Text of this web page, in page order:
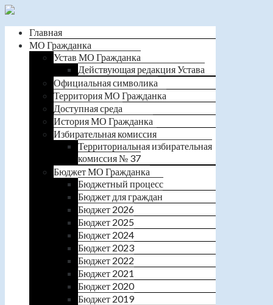
Главная
МО Гражданка
Устав МО Гражданка
Действующая редакция Устава
Официальная символика
Территория МО Гражданка
Доступная среда
История МО Гражданка
Избирательная комиссия
Территориальная избирательная
комиссия № 37
Бюджет МО Гражданка
Бюджетный процесс
Бюджет для граждан
Бюджет 2026
Бюджет 2025
Бюджет 2024
Бюджет 2023
Бюджет 2022
Бюджет 2021
Бюджет 2020
Бюджет 2019